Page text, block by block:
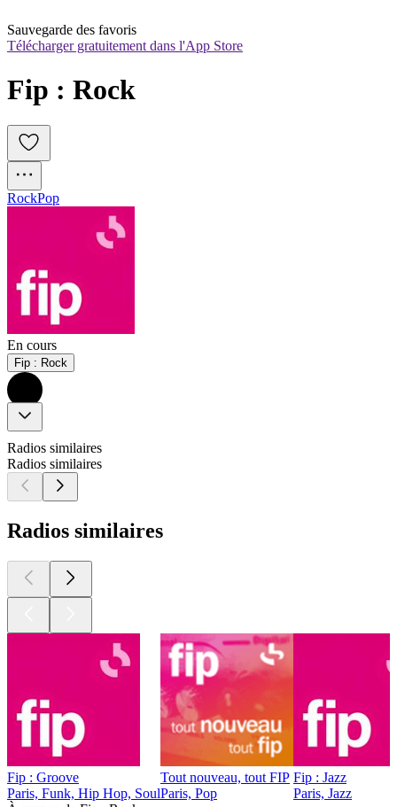
Sauvegarde des favoris
Télécharger gratuitement dans l'App Store
Fip : Rock
RockPop
En cours
Fip : Rock
Radios similaires
Radios similaires
Radios similaires
Fip : Groove
Paris, Funk, Hip Hop, Soul
Tout nouveau, tout FIP
Paris, Pop
Fip : Jazz
Paris, Jazz